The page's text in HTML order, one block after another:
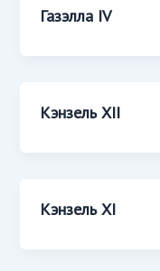
Газэлла IV
Кэнзель XII
Кэнзель XI